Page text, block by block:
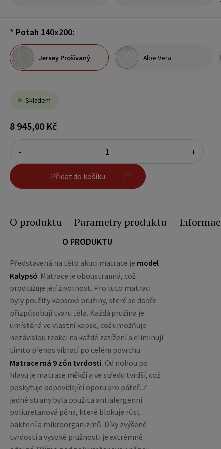
* Potah 140x200:
Jersey Prošívaný Aloe Vera
Skladem
8 945,00 Kč
- +
Přidat do košíku
O produktu Parametry produktu
O PRODUKTU
Představená na těto akuci matrace je model
Kalypsó. Matrace je oboustranná, což
prodlužuje její životnost. Pro tuto matraci
byly použity kapsové pružiny, které se dobře
přizpůsobují tvaru těla. Každá pružina je
umístěná ve vlastní kapse, což umožňuje
nezávislou reakci na každé zatížení a eliminují
tímto přenos vibrací po celém povrchu.
Matrace má 9 zón tvrdosti. Od nohou po
hlavu je matrace měkčí a ve středu tvrdší, což
poskytuje odpovídající oporu pro páteř. Z
jedné strany byla použita antialergenní
poliuretanová pěna, které blokuje růst
bakterií a mikroorganizmů. Díky zvýšené
tvrdosti a vysoké pružnosti je extrémně